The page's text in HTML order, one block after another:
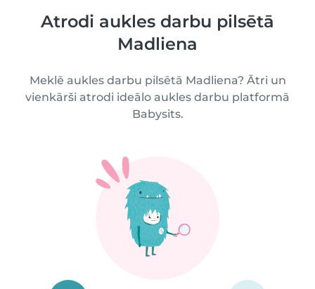
Atrodi aukles darbu pilsētā
Madliena
Meklē aukles darbu pilsētā Madliena? Ātri un
vienkārši atrodi ideālo aukles darbu platformā
Babysits.